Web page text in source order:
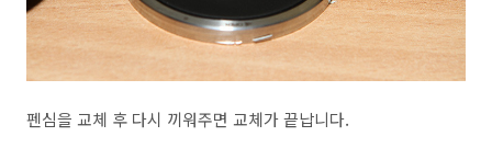
펜심을 교체 후 다시 끼워주면 교체가 끝납니다.